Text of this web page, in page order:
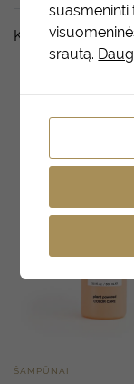
Kiti taip pat
ŠAMPŪNAI
suasmeninti
srautą.